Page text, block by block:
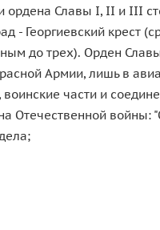
Славы I, II и III
Георгиевский крест
до трех). Орден
Армии, лишь в
части и
Отечественной войны: